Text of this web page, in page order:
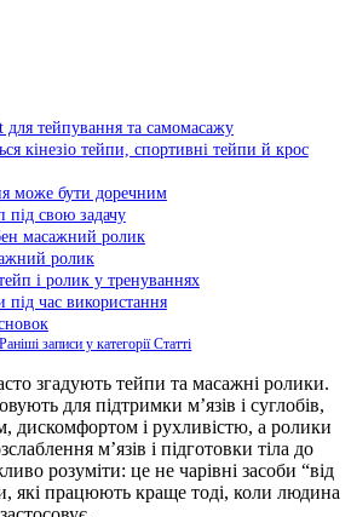
тейпування та самомасажу
кінезіо тейпи, спортивні тейпи й крос
може бути доречним
під свою задачу
масажний ролик
ролик
і ролик у тренуваннях
час використання
Раніші записи у категорії Статті
згадують тейпи та масажні ролики.
для підтримки м’язів і суглобів,
дискомфортом і рухливістю, а ролики
м’язів і підготовки тіла до
розуміти: це не чарівні засоби “від
які працюють краще тоді, коли людина